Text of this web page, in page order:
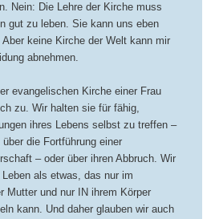
Nein: Die Lehre der Kirche muss
gut zu leben. Sie kann uns eben
keine Kirche der Welt kann mir
abnehmen.
evangelischen Kirche einer Frau
zu. Wir halten sie für fähig,
ihres Lebens selbst zu treffen –
die Fortführung einer
– oder über ihren Abbruch. Wir
als etwas, das nur im
Mutter und nur IN ihrem Körper
kann. Und daher glauben wir auch